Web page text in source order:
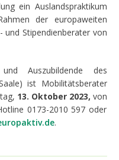
ein Auslandspraktikum
der europaweiten
und Stipendienberater von
Auszubildende des
ist Mobilitätsberater
13. Oktober 2023, von
0173-2010 597 oder
.